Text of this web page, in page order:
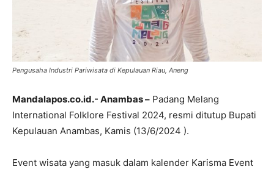
Pengusaha Industri Pariwisata di Kepulauan Riau, Aneng
Mandalapos.co.id.- Anambas – Padang Melang
International Folklore Festival 2024, resmi ditutup Bupati
Kepulauan Anambas, Kamis (13/6/2024 ).
Event wisata yang masuk dalam kalender Karisma Event